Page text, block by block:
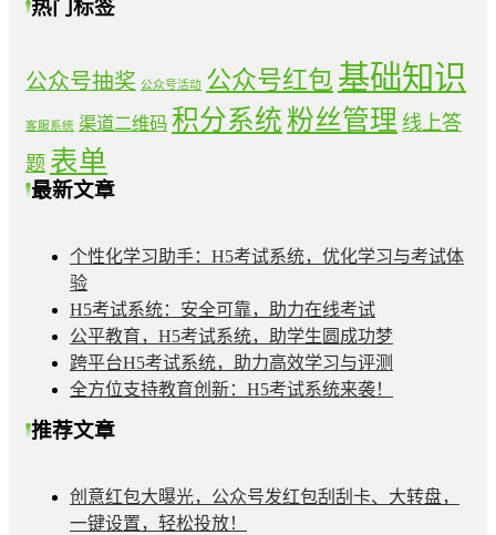
热门标签
公众号抽奖 公众号活动 公众号红包 基础知识
客服系统 渠道二维码 积分系统 粉丝管理 线上答
题 表单
最新文章
个性化学习助手：H5考试系统，优化学习与考试体
验
H5考试系统：安全可靠，助力在线考试
公平教育，H5考试系统，助学生圆成功梦
跨平台H5考试系统，助力高效学习与评测
全方位支持教育创新：H5考试系统来袭！
推荐文章
创意红包大曝光，公众号发红包刮刮卡、大转盘，
一键设置，轻松投放！